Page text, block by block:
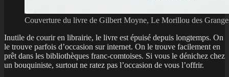
Couverture du livre de Gilbert Moyne, Le Morillou des
Inutile de courir en librairie, le livre est épuisé depuis longtemps. On
le trouve parfois d’occasion sur internet. On le trouve facilement en
prêt dans les bibliothèques franc-comtoises. Si vous le dénichez chez
un bouquiniste, surtout ne ratez pas l’occasion de vous l’offrir.